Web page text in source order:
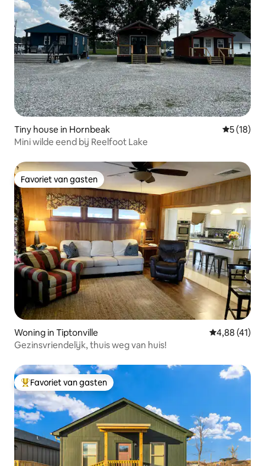
Tiny house in Hornbeak
5 (18)
Mini wilde eend bij Reelfoot Lake
Favoriet van gasten
Favoriet van gasten
Woning in Tiptonville Gemiddelde
4,88 (41)
Gezinsvriendelijk, thuis weg van huis!
Topfavoriet van gasten
Favoriet van gasten